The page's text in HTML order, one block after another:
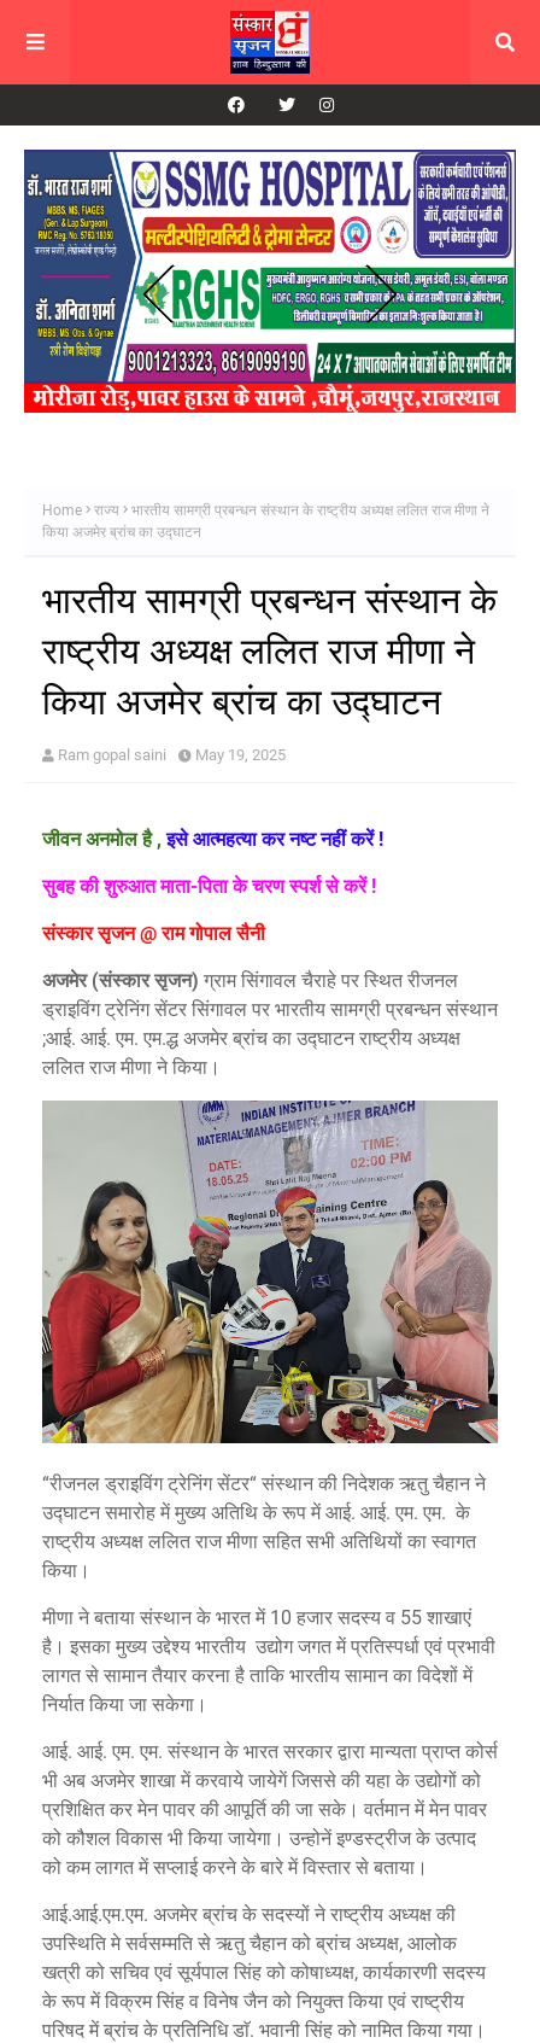
Home राज्य
भारतीय सामग्री प्रबन्धन संस्थान के राष्ट्रीय अध्यक्ष ललित राज मीणा ने
किया अजमेर ब्रांच का उद्घाटन
भारतीय सामग्री प्रबन्धन संस्थान के
राष्ट्रीय अध्यक्ष ललित राज मीणा ने
किया अजमेर ब्रांच का उद्घाटन
Ram gopal saini May 19, 2025
जीवनअनमोल है ,इसे आत्महत्या कर नष्ट नहीं करें!
सुबहकी शुरुआतमाता-पिता के चरण स्पर्श से करें !
संस्कार सृजन@राम गोपाल सैनी
अजमेर (संस्कार सृजन) ग्राम सिंगावल चैराहे पर स्थित रीजनल
ड्राइविंग ट्रेनिंग सेंटर सिंगावल पर भारतीय सामग्री प्रबन्धन संस्थान
;आई. आई. एम. एम.द्ध अजमेर ब्रांच का उद्घाटन राष्ट्रीय अध्यक्ष
ललित राज मीणा ने किया।
“रीजनल ड्राइविंग ट्रेनिंग सेंटर“ संस्थान की निदेशक ऋतु चैहान ने
उद्घाटन समारोह में मुख्य अतिथि के रूप में आई. आई. एम. एम. के
राष्ट्रीय अध्यक्ष ललित राज मीणा सहित सभी अतिथियों का स्वागत
किया।
मीणा ने बताया संस्थान के भारत में 10 हजार सदस्य व 55 शाखाएं
है। इसका मुख्य उद्देश्य भारतीय उद्योग जगत में प्रतिस्पर्धा एवं प्रभावी
लागत से सामान तैयार करना है ताकि भारतीय सामान का विदेशों में
निर्यात किया जा सकेगा।
आई. आई. एम. एम. संस्थान के भारत सरकार द्वारा मान्यता प्राप्त कोर्स
भी अब अजमेर शाखा में करवाये जायेगें जिससे की यहा के उद्योगों को
प्रशिक्षित कर मेन पावर की आपूर्ति की जा सके। वर्तमान में मेन पावर
को कौशल विकास भी किया जायेगा। उन्होनें इण्डस्ट्रीज के उत्पाद
को कम लागत में सप्लाई करने के बारे में विस्तार से बताया।
आई.आई.एम.एम. अजमेर ब्रांच के सदस्यों ने राष्ट्रीय अध्यक्ष की
उपस्थिति मे सर्वसम्मति से ऋतु चैहान को ब्रांच अध्यक्ष, आलोक
खत्री को सचिव एवं सूर्यपाल सिंह को कोषाध्यक्ष, कार्यकारणी सदस्य
के रूप में विक्रम सिंह व विनेष जैन को नियुक्त किया एवं राष्ट्रीय
परिषद में ब्रांच के प्रतिनिधि डाॅ. भवानी सिंह को नामित किया गया।